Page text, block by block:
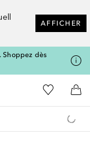
AFFICHER
Shoppez dès
l'accueil Douglas
Vers Ma